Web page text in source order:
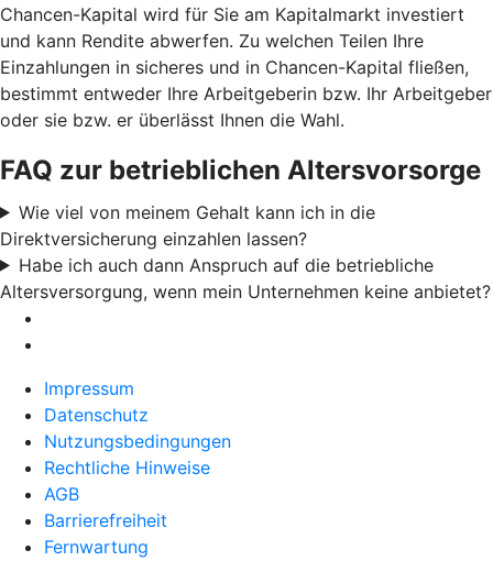
Chancen-Kapital wird für Sie am Kapitalmarkt investiert
und kann Rendite abwerfen. Zu welchen Teilen Ihre
Einzahlungen in sicheres und in Chancen-Kapital fließen,
bestimmt entweder Ihre Arbeitgeberin bzw. Ihr Arbeitgeber
oder sie bzw. er überlässt Ihnen die Wahl.
FAQ zur betrieblichen Altersvorsorge
Wie viel von meinem Gehalt kann ich in die
Direktversicherung einzahlen lassen?
Habe ich auch dann Anspruch auf die betriebliche
Altersversorgung, wenn mein Unternehmen keine anbietet?
Impressum
Datenschutz
Nutzungsbedingungen
Rechtliche Hinweise
AGB
Barrierefreiheit
Fernwartung